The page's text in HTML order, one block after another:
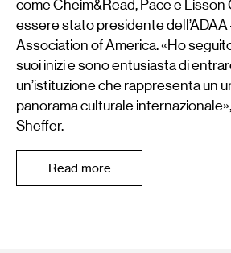
come Cheim&Read, Pace e Lisson
essere stato presidente
Association of America. «Ho
suoi inizi e sono entusiasta di
un’istituzione che rappresenta un
panorama culturale
Sheffer.
Read more